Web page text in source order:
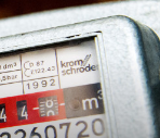
Klein
Standaard
Groot